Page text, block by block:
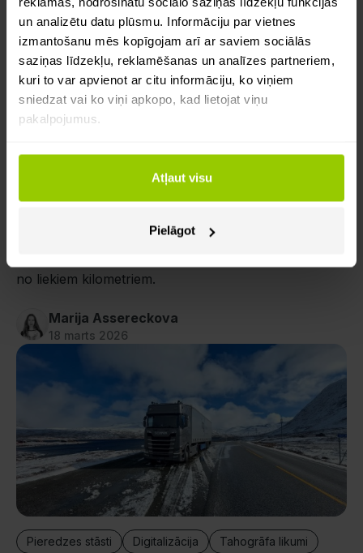
un analizētu datu plūsmu. Informāciju par vietnes
izmantošanu mēs kopīgojam arī ar saviem sociālās
saziņas līdzekļu, reklamēšanas un analīzes partneriem,
kuri to var apvienot ar citu informāciju, ko viņiem
sniedzat vai ko viņi apkopo, kad lietojat viņu
pakalpojumus.
Atļaut visu
Pielāgot
Pieredzes stāsti Digitalizācija Tahogrāfa likumi
LatIgMa: autoparka kontrole sākas ar
Uzzini, kā LatIgMa izmanto Mapon maršrutu
no liekiem kilometriem.
Marija Assereckova
18 marts 2026
Pieredzes stāsti Digitalizācija Tahogrāfa likumi